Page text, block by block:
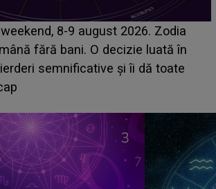
DETALIU ASCUNS până
concurentul din Casa Iubirii
NEAȘTEPTATĂ despre mama
ei în față, eu nu te iubesc pentru